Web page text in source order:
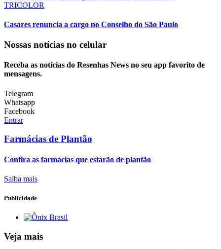
TRICOLOR
Casares renuncia a cargo no Conselho do São Paulo
Nossas notícias no celular
Receba as notícias do Resenhas News no seu app favorito de
mensagens.
Telegram
Whatsapp
Facebook
Entrar
Farmácias de Plantão
Confira as farmácias que estarão de plantão
Saiba mais
Publicidade
Veja mais